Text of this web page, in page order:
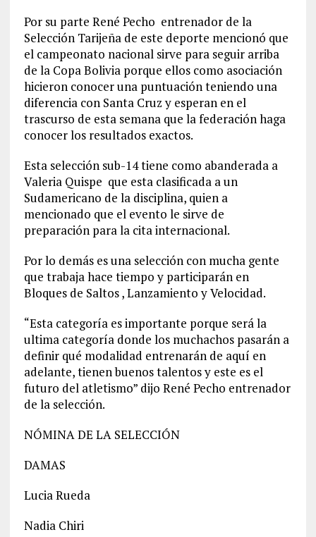
Por su parte René Pecho entrenador de la
Selección Tarijeña de este deporte mencionó que
el campeonato nacional sirve para seguir arriba
de la Copa Bolivia porque ellos como asociación
hicieron conocer una puntuación teniendo una
diferencia con Santa Cruz y esperan en el
trascurso de esta semana que la federación haga
conocer los resultados exactos.
Esta selección sub-14 tiene como abanderada a
Valeria Quispe que esta clasificada a un
Sudamericano de la disciplina, quien a
mencionado que el evento le sirve de
preparación para la cita internacional.
Por lo demás es una selección con mucha gente
que trabaja hace tiempo y participarán en
Bloques de Saltos , Lanzamiento y Velocidad.
“Esta categoría es importante porque será la
ultima categoría donde los muchachos pasarán a
definir qué modalidad entrenarán de aquí en
adelante, tienen buenos talentos y este es el
futuro del atletismo” dijo René Pecho entrenador
de la selección.
NÓMINA DE LA SELECCIÓN
DAMAS
Lucia Rueda
Nadia Chiri